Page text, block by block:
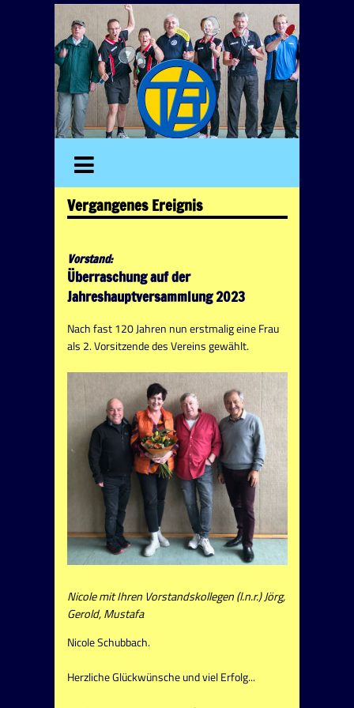
Vergangenes Ereignis
Vorstand:
Überraschung auf der
Jahreshauptversammlung 2023
Nach fast 120 Jahren nun erstmalig eine Frau
als 2. Vorsitzende des Vereins gewählt.
Nicole mit Ihren Vorstandskollegen (l.n.r.) Jörg,
Gerold, Mustafa
Nicole Schubbach.
Herzliche Glückwünsche und viel Erfolg...